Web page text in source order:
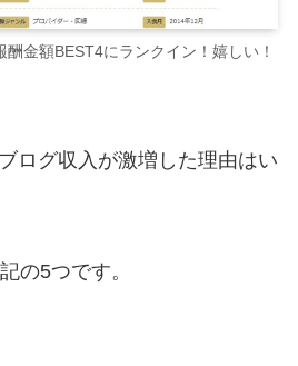
金額BEST4にランクイン！嬉しい！
ログ収入が激増した理由はい
の5つです。